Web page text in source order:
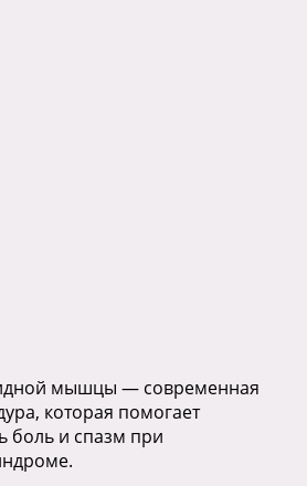
мышцы — современная
которая помогает
боль и спазм при